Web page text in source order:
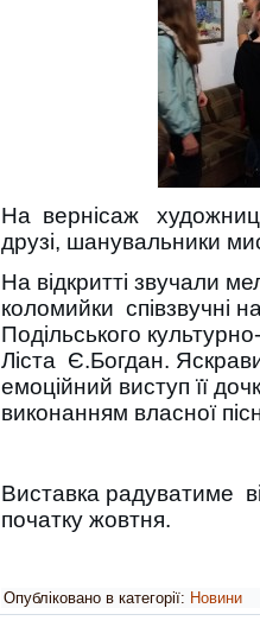
На вернісаж художниці
друзі, шанувальники
На відкритті звучали
коломийки співзвучні
Подільського
Ліста Є.Богдан.
емоційний виступ її
виконанням власної
Виставка радуватиме
початку жовтня.
Опубліковано в категорії: Новини